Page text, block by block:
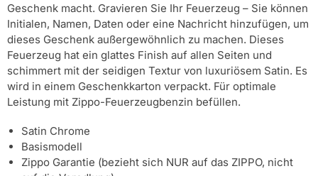
Geschenk macht. Gravieren Sie Ihr Feuerzeug – Sie können
Initialen, Namen, Daten oder eine Nachricht hinzufügen, um
dieses Geschenk außergewöhnlich zu machen. Dieses
Feuerzeug hat ein glattes Finish auf allen Seiten und
schimmert mit der seidigen Textur von luxuriösem Satin. Es
wird in einem Geschenkkarton verpackt. Für optimale
Leistung mit Zippo-Feuerzeugbenzin befüllen.
Satin Chrome
Basismodell
Zippo Garantie (bezieht sich NUR auf das ZIPPO, nicht